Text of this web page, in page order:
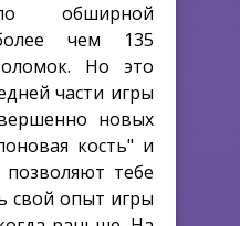
обширной
чем 135
Но это
части игры
новых
кость" и
тебе
свой опыт игры